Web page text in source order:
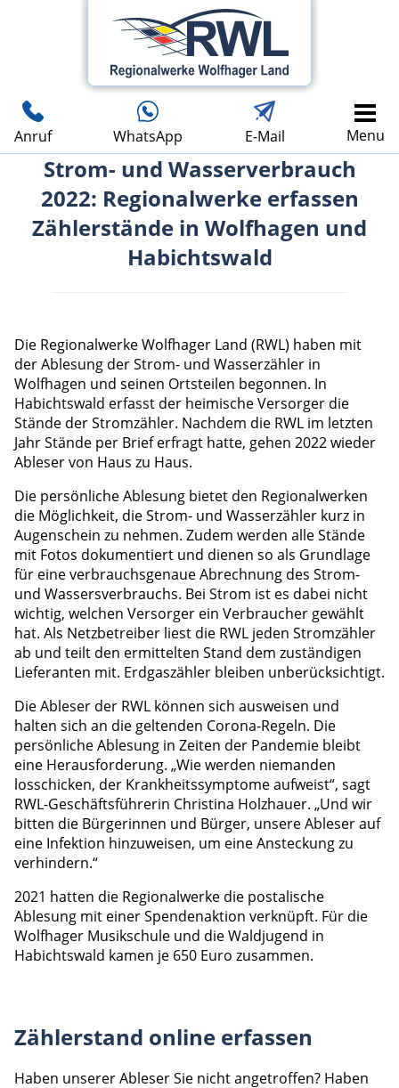
Anruf WhatsApp E-Mail Menu
Strom- und Wasserverbrauch
2022: Regionalwerke erfassen
Zählerstände in Wolfhagen und
Habichtswald
Die Regionalwerke Wolfhager Land (RWL) haben mit
der Ablesung der Strom- und Wasserzähler in
Wolfhagen und seinen Ortsteilen begonnen. In
Habichtswald erfasst der heimische Versorger die
Stände der Stromzähler. Nachdem die RWL im letzten
Jahr Stände per Brief erfragt hatte, gehen 2022 wieder
Ableser von Haus zu Haus.
Die persönliche Ablesung bietet den Regionalwerken
die Möglichkeit, die Strom- und Wasserzähler kurz in
Augenschein zu nehmen. Zudem werden alle Stände
mit Fotos dokumentiert und dienen so als Grundlage
für eine verbrauchsgenaue Abrechnung des Strom-
und Wassersverbrauchs. Bei Strom ist es dabei nicht
wichtig, welchen Versorger ein Verbraucher gewählt
hat. Als Netzbetreiber liest die RWL jeden Stromzähler
ab und teilt den ermittelten Stand dem zuständigen
Lieferanten mit. Erdgaszähler bleiben unberücksichtigt.
Die Ableser der RWL können sich ausweisen und
halten sich an die geltenden Corona-Regeln. Die
persönliche Ablesung in Zeiten der Pandemie bleibt
eine Herausforderung. „Wie werden niemanden
losschicken, der Krankheitssymptome aufweist“, sagt
RWL-Geschäftsführerin Christina Holzhauer. „Und wir
bitten die Bürgerinnen und Bürger, unsere Ableser auf
eine Infektion hinzuweisen, um eine Ansteckung zu
verhindern.“
2021 hatten die Regionalwerke die postalische
Ablesung mit einer Spendenaktion verknüpft. Für die
Wolfhager Musikschule und die Waldjugend in
Habichtswald kamen je 650 Euro zusammen.
Zählerstand online erfassen
Haben unserer Ableser Sie nicht angetroffen? Haben